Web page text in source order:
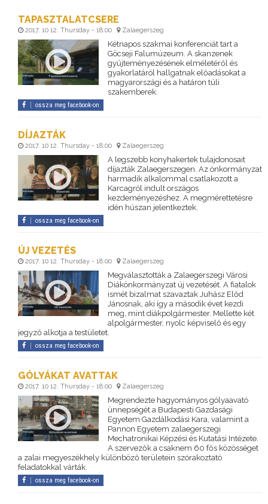
TAPASZTALATCSERE
2017. 10 12. Thursday - 18:00 Zalaegerszeg
Kétnapos szakmai konferenciát tart a
Göcseji Falumúzeum. A skanzenek
gyűjteményezésének elméletéről és
gyakorlatáról hallgatnak előadásokat a
magyarországi és a határon túli
szakemberek.
ossza meg facebook-on
DÍJAZTÁK
2017. 10 12. Thursday - 18:00 Zalaegerszeg
A legszebb konyhakertek tulajdonosait
díjazták Zalaegerszegen. Az önkormányzat
harmadik alkalommal csatlakozott a
Karcagról indult országos
kezdeményezéshez. A megmérettetésre
idén húszan jelentkeztek.
ossza meg facebook-on
ÚJ VEZETÉS
2017. 10 12. Thursday - 18:00 Zalaegerszeg
Megválasztották a Zalaegerszegi Városi
Diákönkormányzat új vezetését. A fiatalok
ismét bizalmat szavaztak Juhász Előd
Jánosnak, aki így a második évet kezdi
meg, mint diákpolgármester. Mellette két
alpolgármester, nyolc képviselő és egy
jegyző alkotja a testületet.
ossza meg facebook-on
GÓLYÁKAT AVATTAK
2017. 10 12. Thursday - 18:00 Zalaegerszeg
Megrendezte hagyományos gólyaavató
ünnepségét a Budapesti Gazdasági
Egyetem Gazdálkodási Kara, valamint a
Pannon Egyetem zalaegerszegi
Mechatronikai Képzési és Kutatási Intézete.
A szervezők a csaknem 60 fős közösséget
a zalai megyeszékhely különböző területein szórakoztató
feladatokkal várták.
ossza meg facebook-on